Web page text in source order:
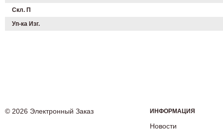
Скл. П
Уп-ка Изг.
© 2026 Электронный Заказ ИНФОРМАЦИЯ
Новости